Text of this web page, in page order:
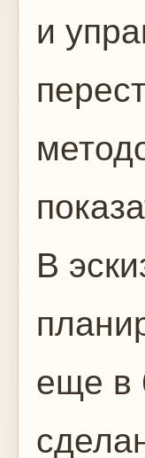
и
В
еще в